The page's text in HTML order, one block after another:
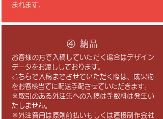
まれます。
④ 納品
お客様の方で入稿していただく場合はデザイン
データをお渡ししております。
​こちらで入稿までさせていただく際は、成果物
をお客様当てに配送手配させていただきます。
※ 取引のある外注先への入稿は手数料は発生い
たしません。​
※外注費用は原則前払いもしくは直接制作会社